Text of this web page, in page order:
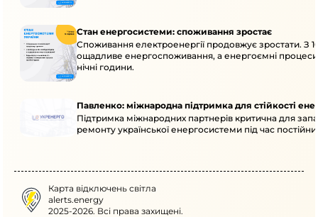
Стан енергосистеми: споживання зростає
Споживання електроенергії продовжує зростати. З
ощадливе енергоспоживання, а енергоємні
нічні години.
Павленко: міжнародна підтримка для стійкості
Підтримка міжнародних партнерів критична для
ремонту української енергосистеми під час
Карта відключень світла
alerts.energy
2025-2026. Всі права захищені.